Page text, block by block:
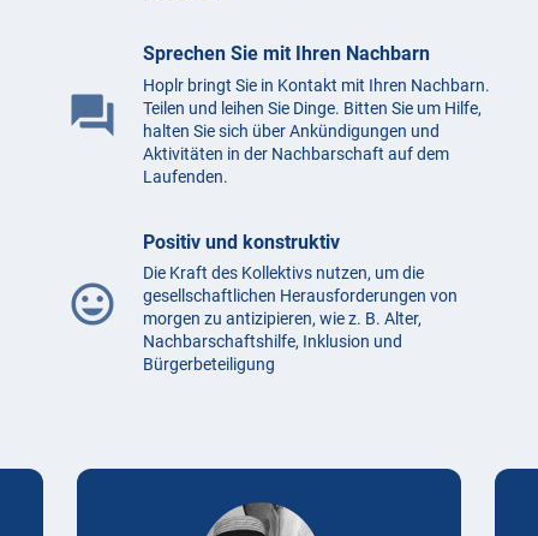
question_answer
Sprechen Sie mit Ihren Nachbarn
Hoplr bringt Sie in Kontakt mit Ihren Nachbarn.
Teilen und leihen Sie Dinge. Bitten Sie um Hilfe,
halten Sie sich über Ankündigungen und
Aktivitäten in der Nachbarschaft auf dem
Laufenden.
mood
Positiv und konstruktiv
Die Kraft des Kollektivs nutzen, um die
gesellschaftlichen Herausforderungen von
morgen zu antizipieren, wie z. B. Alter,
Nachbarschaftshilfe, Inklusion und
Bürgerbeteiligung
Testimonials